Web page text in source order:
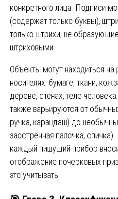
конкретного лица. Подписи
(содержат только буквы),
только штрихи, не
штриховыми.
Объекты могут находиться на
носителях: бумаге, ткани,
дереве, стенах, теле
также варьируются от
ручка, карандаш) до
заострённая палочка,
каждый пишущий прибор
отображение почерковых
это учитывать.